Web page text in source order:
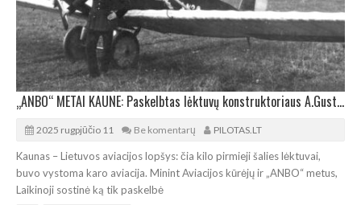
„ANBO“ METAI KAUNE: Paskelbtas lėktuvų konstruktoriaus A.Gustaičio įamžinimo konkursas
2025 rugpjūčio 11 Be komentarų PILOTAS.LT
Kaunas – Lietuvos aviacijos lopšys: čia kilo pirmieji šalies lėktuvai,
buvo vystoma karo aviacija. Minint Aviacijos kūrėjų ir „ANBO“ metus,
Laikinoji sostinė ką tik paskelbė